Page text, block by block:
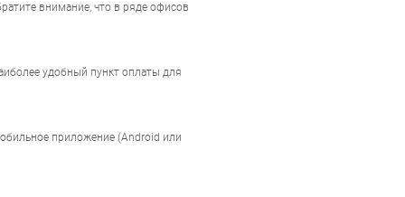
внимание, что в ряде офисов
удобный пункт оплаты для
приложение (Android или